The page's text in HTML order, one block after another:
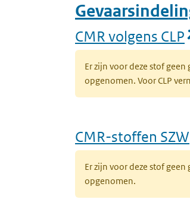
CMR volgens CLP
Er zijn voor deze stof
opgenomen. Voor CLP
CMR-stoffen SZW
Er zijn voor deze stof
opgenomen.